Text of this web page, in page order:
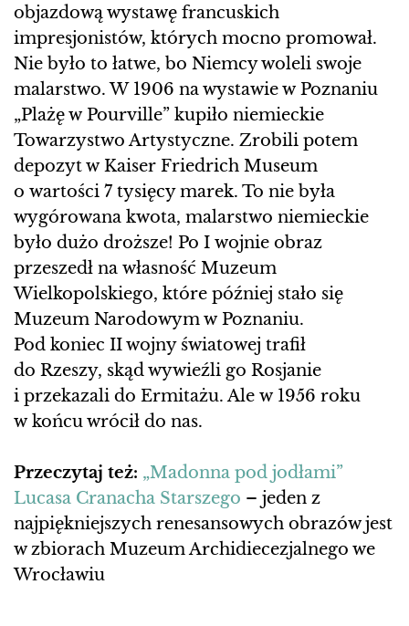
objazdową wystawę francuskich
impresjonistów, których mocno promował.
Nie było to łatwe, bo Niemcy woleli swoje
malarstwo. W 1906 na wystawie w Poznaniu
„Plażę w Pourville” kupiło niemieckie
Towarzystwo Artystyczne. Zrobili potem
depozyt w Kaiser Friedrich Museum
o wartości 7 tysięcy marek. To nie była
wygórowana kwota, malarstwo niemieckie
było dużo droższe! Po I wojnie obraz
przeszedł na własność Muzeum
Wielkopolskiego, które później stało się
Muzeum Narodowym w Poznaniu.
Pod koniec II wojny światowej trafił
do Rzeszy, skąd wywieźli go Rosjanie
i przekazali do Ermitażu. Ale w 1956 roku
w końcu wrócił do nas.
Przeczytaj też: „Madonna pod jodłami”
Lucasa Cranacha Starszego – jeden z
najpiękniejszych renesansowych obrazów jest
w zbiorach Muzeum Archidiecezjalnego we
Wrocławiu